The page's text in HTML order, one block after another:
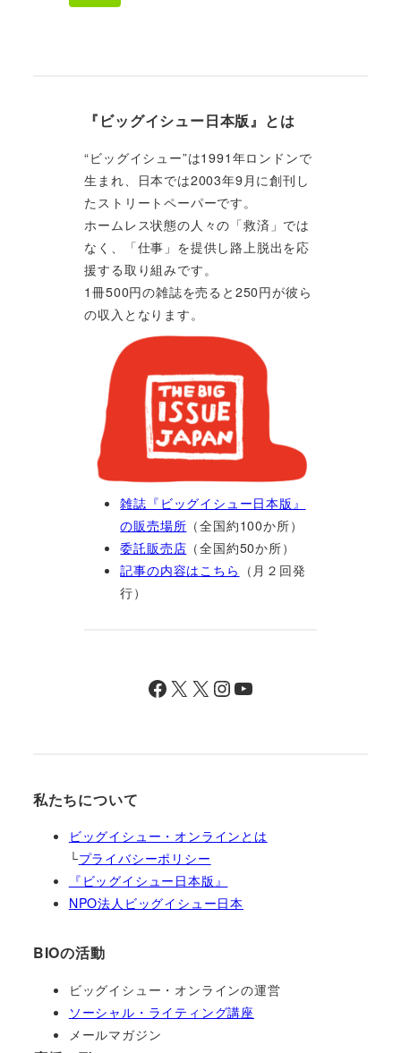
『ビッグイシュー日本版』とは
“ビッグイシュー”は1991年ロンドンで
生まれ、日本では2003年9月に創刊し
たストリートペーパーです。
ホームレス状態の人々の「救済」では
なく、「仕事」を提供し路上脱出を応
援する取り組みです。
1冊500円の雑誌を売ると250円が彼ら
の収入となります。
雑誌『ビッグイシュー日本版』
の販売場所 （全国約100か所）
委託販売店 （全国約50か所）
記事の内容はこちら （月２回発
行）
Facebook X X InstagramYouTube
私たちについて
ビッグイシュー・オンラインとは
└プライバシーポリシー
『ビッグイシュー日本版』
NPO法人ビッグイシュー日本
BIOの活動
ビッグイシュー・オンラインの運営
ソーシャル・ライティング講座
メールマガジン